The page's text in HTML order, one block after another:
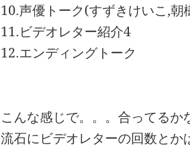
10.声優トーク(すずきけいこ,
11.ビデオレター紹介4
12.エンディングトーク
こんな感じで。。。合ってるか
流石にビデオレターの回数と